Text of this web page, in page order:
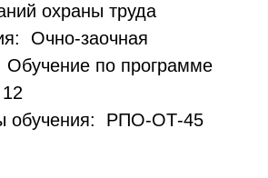
охраны труда
Очно-заочная
по программе
обучения: РПО-ОТ-45